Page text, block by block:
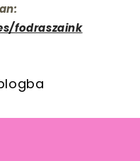
fodraszaink